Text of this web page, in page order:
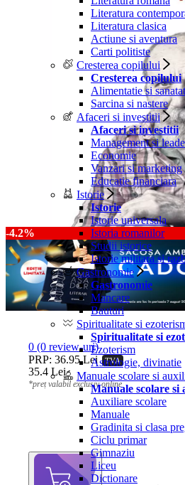
Literatura
Literatura clasica
Actiune si aventura
Carti politiste
Cresterea copilului
Cresterea copilului
Alimentatie si
Sarcina si nastere
Afaceri si investitii
Afaceri si investitii
Management si
Economie
Vanzari si marketing
Educatie financiara
Istorie
Istorie
Istorie universala
Istoria romanilor
Studii istorice
Istorie militara si
Gastronomie
Gastronomie
Mancare
Bauturi
Spiritualitate si
Spiritualitate si
Ezoterism
Astrologie, divinatie
Manuale scolare si
Manuale scolare si
Auxiliare scolare
Manuale
Gradinita si clasa
Ciclu primar
Gimnaziu
Liceu
Dictionare
-4.2%
0 (0 review-uri)
PRP: 36.95 Lei
TVA
35.4 Lei
*preț valabil exclusiv online